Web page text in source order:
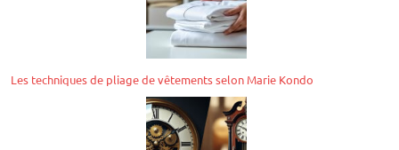
Les techniques de pliage de vêtements selon Marie Kondo